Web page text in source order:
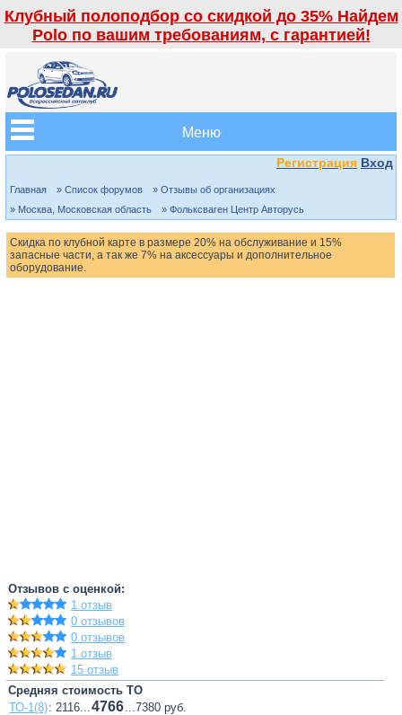
Клубный полоподбор со скидкой до 35% Найдем
Polo по вашим требованиям, с гарантией!
Меню
Регистрация Вход
Главная » Список форумов
» Отзывы об организациях
» Москва, Московская область
» Фольксваген Центр Авторусь
Скидка по клубной карте в размере 20% на обслуживание и 15%
запасные части, а так же 7% на аксессуары и дополнительное
оборудование.
Отзывов с оценкой:
1 отзыв
0 отзывов
0 отзывов
1 отзыв
15 отзыв
Средняя стоимость ТО
ТО-1(8): 2116...4766...7380 руб.